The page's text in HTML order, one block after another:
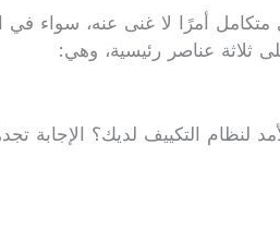
أمرًا لا غنى عنه، سواء في
ثلاثة عناصر رئيسية، وهي:
التكييف لديك؟ الإجابة